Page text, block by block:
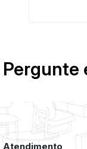
Pergunte
Atendimento